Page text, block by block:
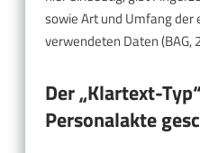
sowie Art und Umfang der
verwendeten Daten (BAG,
Der „Klartext-
Personalakte